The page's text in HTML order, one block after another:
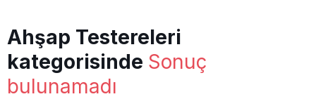
Ahşap Testereleri
kategorisinde Sonuç
bulunamadı